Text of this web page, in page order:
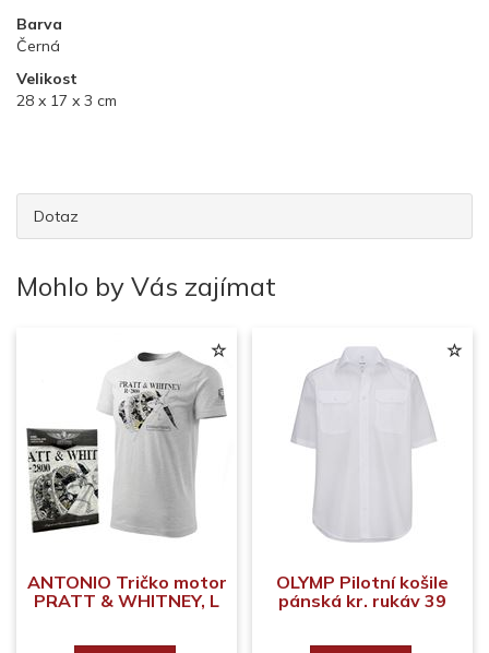
Barva
Černá
Velikost
28 x 17 x 3 cm
Dotaz
Mohlo by Vás zajímat
ANTONIO Tričko motor
PRATT & WHITNEY, L
OLYMP Pilotní košile
pánská kr. rukáv 39